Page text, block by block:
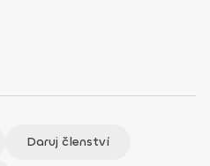
Daruj členství